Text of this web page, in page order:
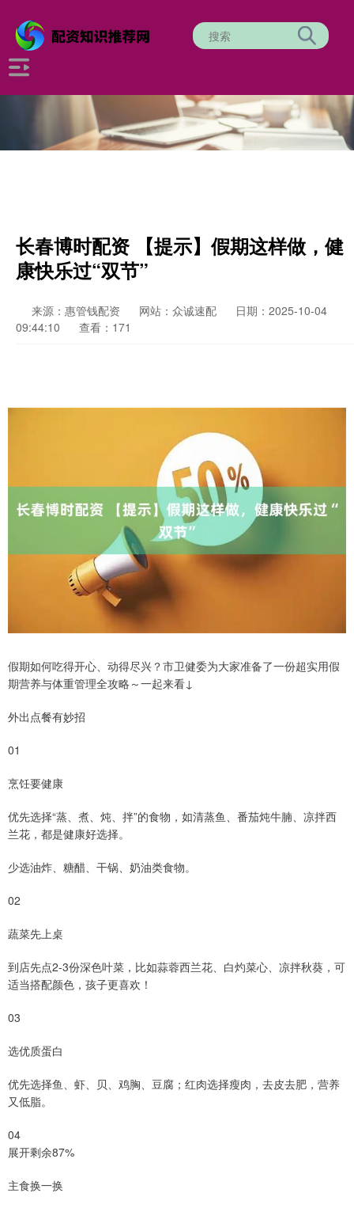
长春博时配资 【提示】假期这样做，健
康快乐过“双节”
来源：惠管钱配资 网站：众诚速配
日期：2025-10-04
09:44:10
查看：171
假期如何吃得开心、动得尽兴？市卫健委为大家准备了一份超实用假
期营养与体重管理全攻略～一起来看↓
外出点餐有妙招
01
烹饪要健康
优先选择“蒸、煮、炖、拌”的食物，如清蒸鱼、番茄炖牛腩、凉拌西
兰花，都是健康好选择。
少选油炸、糖醋、干锅、奶油类食物。
02
蔬菜先上桌
到店先点2-3份深色叶菜，比如蒜蓉西兰花、白灼菜心、凉拌秋葵，可
适当搭配颜色，孩子更喜欢！
03
选优质蛋白
优先选择鱼、虾、贝、鸡胸、豆腐；红肉选择瘦肉，去皮去肥，营养
又低脂。
04
展开剩余87%
主食换一换